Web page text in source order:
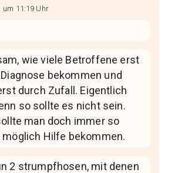
um 11:19 Uhr
wie viele Betroffene erst
bekommen und
durch Zufall. Eigentlich
so sollte es nicht sein.
man doch immer so
Hilfe bekommen.
2 strumpfhosen, mit denen